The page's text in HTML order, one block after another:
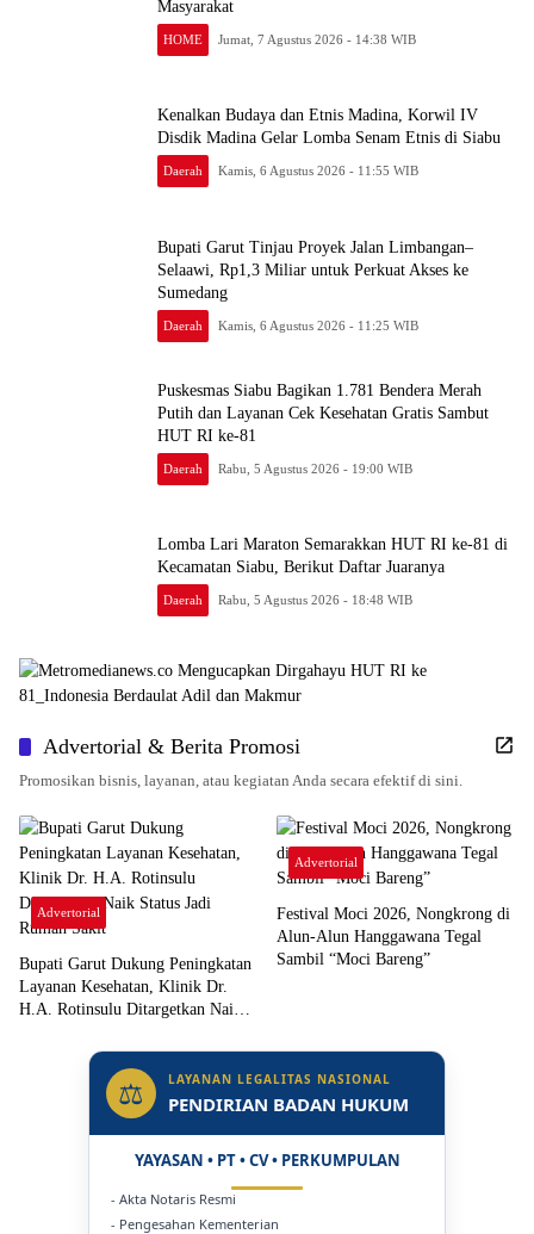
Masyarakat
HOME Jumat, 7 Agustus 2026 - 14:38 WIB
Kenalkan Budaya dan Etnis Madina, Korwil IV
Disdik Madina Gelar Lomba Senam Etnis di Siabu
Daerah Kamis, 6 Agustus 2026 - 11:55 WIB
Bupati Garut Tinjau Proyek Jalan Limbangan–
Selaawi, Rp1,3 Miliar untuk Perkuat Akses ke
Sumedang
Daerah Kamis, 6 Agustus 2026 - 11:25 WIB
Puskesmas Siabu Bagikan 1.781 Bendera Merah
Putih dan Layanan Cek Kesehatan Gratis Sambut
HUT RI ke-81
Daerah Rabu, 5 Agustus 2026 - 19:00 WIB
Lomba Lari Maraton Semarakkan HUT RI ke-81 di
Kecamatan Siabu, Berikut Daftar Juaranya
Daerah Rabu, 5 Agustus 2026 - 18:48 WIB
Advertorial & Berita Promosi
Promosikan bisnis, layanan, atau kegiatan Anda secara efektif di sini.
Advertorial
Bupati Garut Dukung Peningkatan
Layanan Kesehatan, Klinik Dr.
H.A. Rotinsulu Ditargetkan Naik
Advertorial
Festival Moci 2026, Nongkrong di
Alun-Alun Hanggawana Tegal
Sambil “Moci Bareng”
⚖ LAYANAN LEGALITAS NASIONAL
PENDIRIAN BADAN HUKUM
YAYASAN • PT • CV • PERKUMPULAN
- Akta Notaris Resmi
- Pengesahan Kementerian